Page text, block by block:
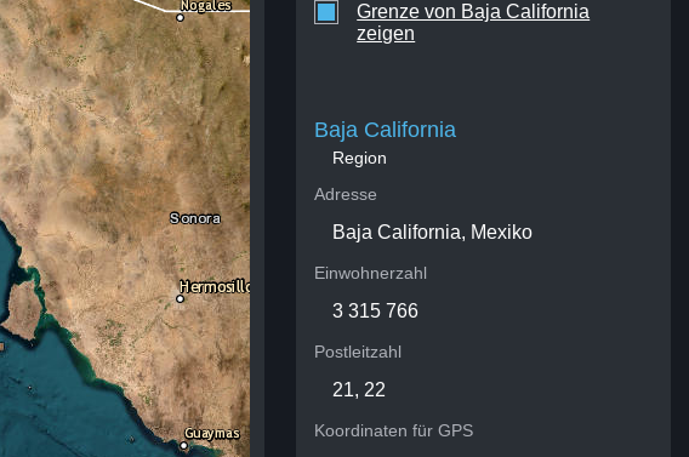
Grenze von Baja California
zeigen
Baja California
Region
Adresse
Baja California, Mexiko
Einwohnerzahl
3 315 766
Postleitzahl
21, 22
Koordinaten für GPS